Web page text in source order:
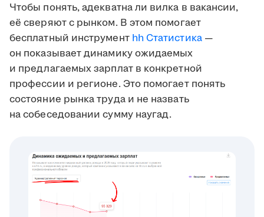
Чтобы понять, адекватна ли вилка в вакансии,
её сверяют с рынком. В этом помогает
бесплатный инструмент hh Статистика—
он показывает динамику ожидаемых
и предлагаемых зарплат в конкретной
профессии и регионе. Это помогает понять
состояние рынка труда и не назвать
на собеседовании сумму наугад.